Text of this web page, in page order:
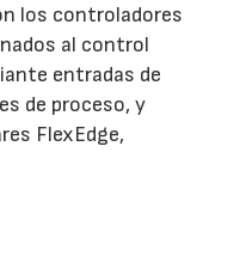
los controladores
al control
entradas de
de proceso, y
FlexEdge,